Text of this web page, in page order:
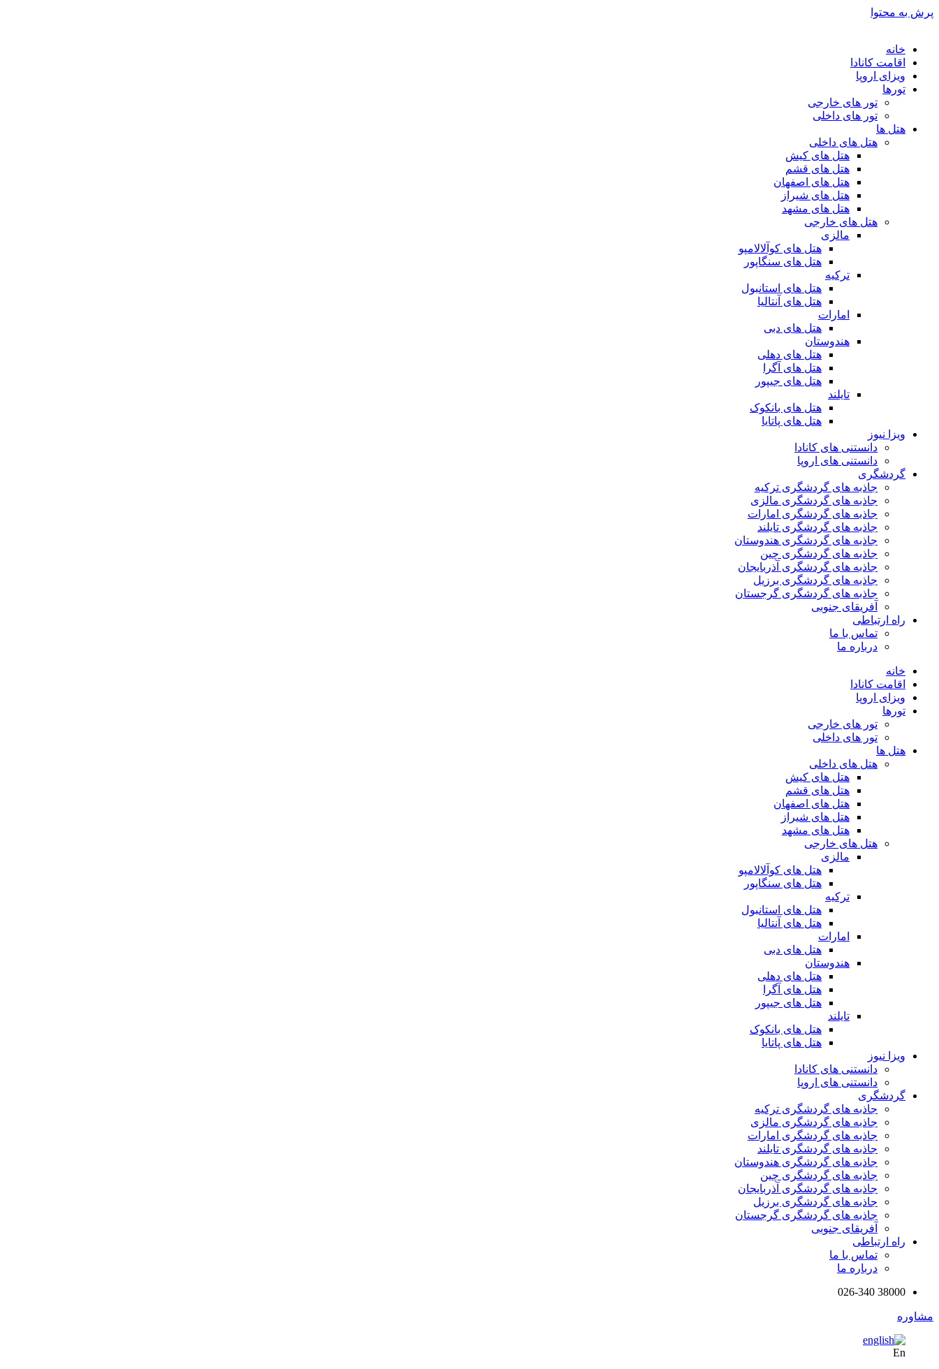
پرش به محتوا
خانه
اقامت کانادا
ویزای اروپا
تورها
تور های خارجی
تور های داخلی
هتل ها
هتل های داخلی
هتل های کیش
هتل های قشم
هتل های اصفهان
هتل های شیراز
هتل های مشهد
هتل های خارجی
مالزی
هتل های کوآلالامپو
هتل های سنگاپور
ترکیه
هتل های استانبول
هتل های آنتالیا
امارات
هتل های دبی
هندوستان
هتل های دهلی
هتل های آگرا
هتل های جیپور
تایلند
هتل های بانکوک
هتل های پاتایا
ویزا نیوز
دانستنی های کانادا
دانستنی های اروپا
گردشگری
جاذبه های گردشگری ترکیه
جاذبه های گردشگری مالزی
جاذبه های گردشگری امارات
جاذبه های گردشگری تایلند
جاذبه های گردشگری هندوستان
جاذبه های گردشگری چین
جاذبه های گردشگری آذربایجان
جاذبه های گردشگری برزیل
جاذبه های گردشگری گرجستان
آفریقای جنوبی
راه ارتباطی
تماس با ما
درباره ما
خانه
اقامت کانادا
ویزای اروپا
تورها
تور های خارجی
تور های داخلی
هتل ها
هتل های داخلی
هتل های کیش
هتل های قشم
هتل های اصفهان
هتل های شیراز
هتل های مشهد
هتل های خارجی
مالزی
هتل های کوآلالامپو
هتل های سنگاپور
ترکیه
هتل های استانبول
هتل های آنتالیا
امارات
هتل های دبی
هندوستان
هتل های دهلی
هتل های آگرا
هتل های جیپور
تایلند
هتل های بانکوک
هتل های پاتایا
ویزا نیوز
دانستنی های کانادا
دانستنی های اروپا
گردشگری
جاذبه های گردشگری ترکیه
جاذبه های گردشگری مالزی
جاذبه های گردشگری امارات
جاذبه های گردشگری تایلند
جاذبه های گردشگری هندوستان
جاذبه های گردشگری چین
جاذبه های گردشگری آذربایجان
جاذبه های گردشگری برزیل
جاذبه های گردشگری گرجستان
آفریقای جنوبی
راه ارتباطی
تماس با ما
درباره ما
38000 026-340
مشاوره
En